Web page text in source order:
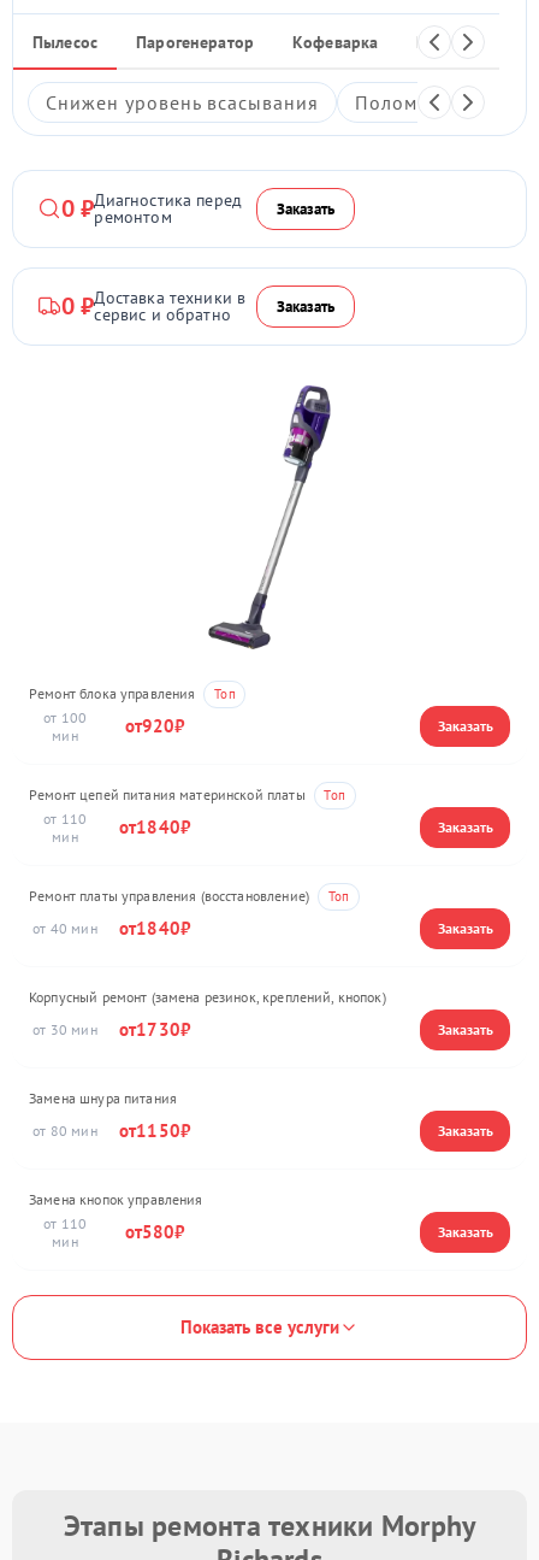
Пылесос Парогенератор Кофеварка Кухонный
Снижен уровень всасывания Поломка кнопки
0 ₽Диагностика перед
ремонтом Заказать
0 ₽Доставка техники в
сервис и обратно Заказать
Ремонт блока управления
100
920
Ремонт цепей питания материнской платы
110
1840
Ремонт платы управления (восстановление)
40
1840
Корпусный ремонт (замена резинок, креплений, кнопок)
30
1730
Замена шнура питания
80
1150
Замена кнопок управления
110
580
Показать все услуги
Этапы ремонта техники Morphy